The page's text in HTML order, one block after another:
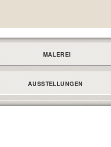
MALEREI
AUSSTELLUNGEN